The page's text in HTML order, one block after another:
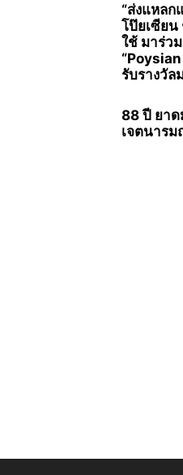
“ส่งแหลก
โป๊ยเซียน
ใช้ มาร่ว
รับรางวัล
88 ปี ยา
เจตนารม